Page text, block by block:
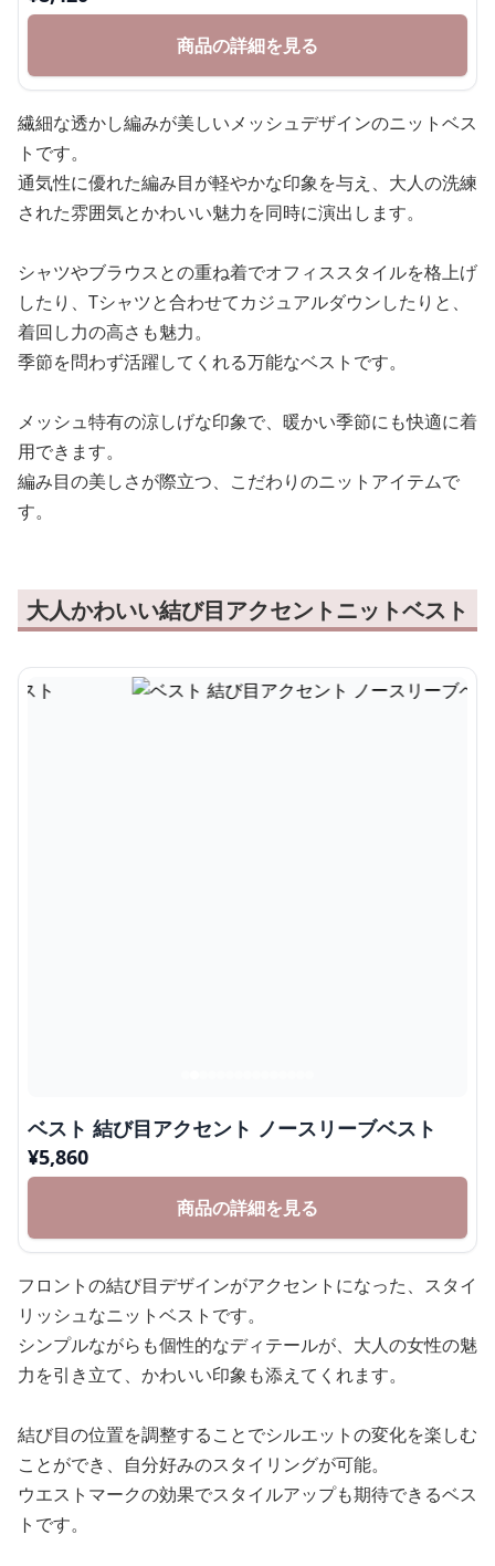
商品の詳細を見る
繊細な透かし編みが美しいメッシュデザインのニットベス
トです。
通気性に優れた編み目が軽やかな印象を与え、大人の洗練
された雰囲気とかわいい魅力を同時に演出します。
シャツやブラウスとの重ね着でオフィススタイルを格上げ
したり、Tシャツと合わせてカジュアルダウンしたりと、
着回し力の高さも魅力。
季節を問わず活躍してくれる万能なベストです。
メッシュ特有の涼しげな印象で、暖かい季節にも快適に着
用できます。
編み目の美しさが際立つ、こだわりのニットアイテムで
す。
大人かわいい結び目アクセントニットベスト
ベスト 結び目アクセント ノースリーブベスト
¥5,860
商品の詳細を見る
フロントの結び目デザインがアクセントになった、スタイ
リッシュなニットベストです。
シンプルながらも個性的なディテールが、大人の女性の魅
力を引き立て、かわいい印象も添えてくれます。
結び目の位置を調整することでシルエットの変化を楽しむ
ことができ、自分好みのスタイリングが可能。
ウエストマークの効果でスタイルアップも期待できるベス
トです。